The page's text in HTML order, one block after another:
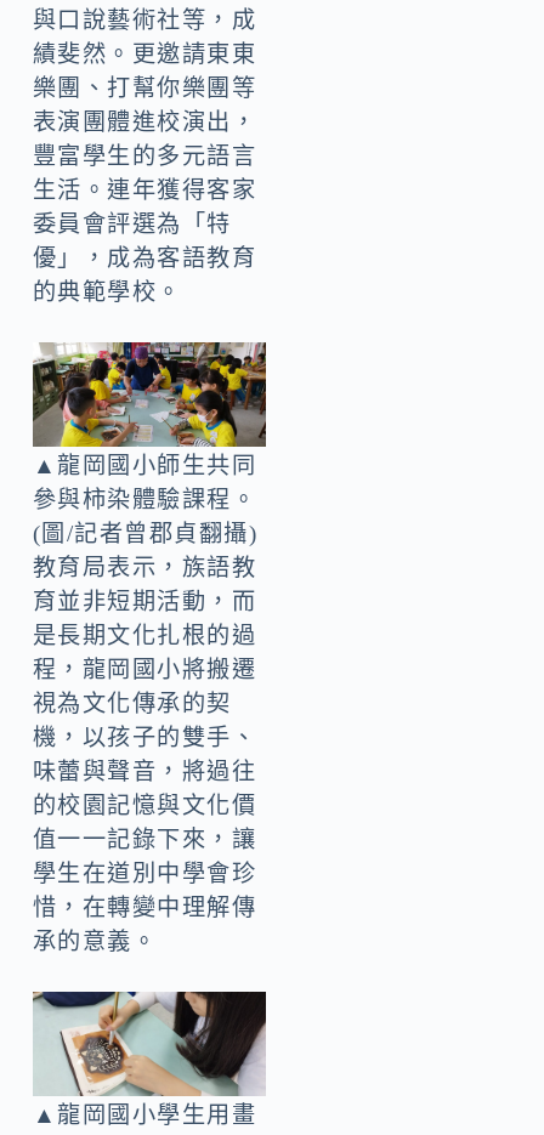
與口說藝術社等，成
績斐然。更邀請東東
樂團、打幫你樂團等
表演團體進校演出，
豐富學生的多元語言
生活。連年獲得客家
委員會評選為「特
優」，成為客語教育
的典範學校。
▲龍岡國小師生共同
參與柿染體驗課程。
(圖/記者曾郡貞翻攝)
教育局表示，族語教
育並非短期活動，而
是長期文化扎根的過
程，龍岡國小將搬遷
視為文化傳承的契
機，以孩子的雙手、
味蕾與聲音，將過往
的校園記憶與文化價
值一一記錄下來，讓
學生在道別中學會珍
惜，在轉變中理解傳
承的意義。
▲龍岡國小學生用畫